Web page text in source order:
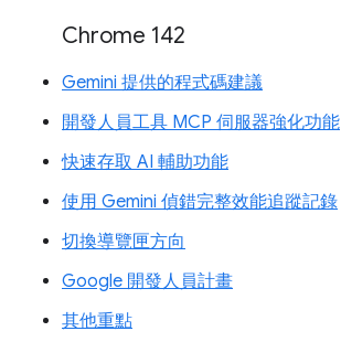
Chrome 142
Gemini 提供的程式碼建議
開發人員工具 MCP 伺服器強化功能
快速存取 AI 輔助功能
使用 Gemini 偵錯完整效能追蹤記錄
切換導覽匣方向
Google 開發人員計畫
其他重點